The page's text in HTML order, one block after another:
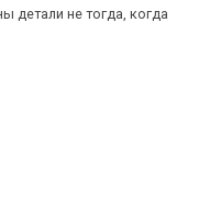
детали не тогда, когда